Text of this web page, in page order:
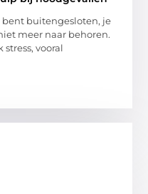
bent buitengesloten, je
meer naar behoren.
vooral